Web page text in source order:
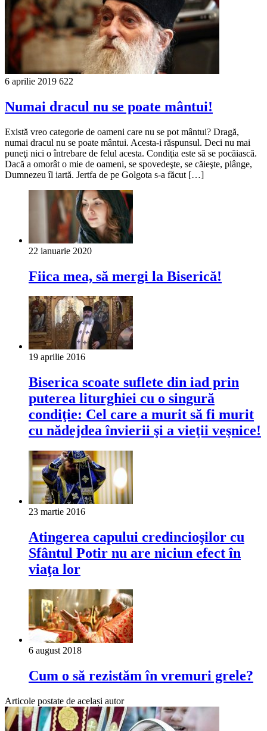
6 aprilie 2019 622
Numai dracul nu se poate mântui!
Există vreo categorie de oameni care nu se pot mântui? Dragă,
numai dracul nu se poate mântui. Acesta-i răspunsul. Deci nu mai
puneţi nici o întrebare de felul acesta. Condiţia este să se pocăiască.
Dacă a omorât o mie de oameni, se spovedeşte, se căieşte, plânge,
Dumnezeu îl iartă. Jertfa de pe Golgota s-a făcut […]
22 ianuarie 2020
Fiica mea, să mergi la Biserică!
19 aprilie 2016
Biserica scoate suflete din iad prin
puterea liturghiei cu o singură
condiţie: Cel care a murit să fi murit
cu nădejdea învierii şi a vieţii veşnice!
23 martie 2016
Atingerea capului credincioşilor cu
Sfântul Potir nu are niciun efect în
viaţa lor
6 august 2018
Cum o să rezistăm în vremuri grele?
Articole postate de același autor